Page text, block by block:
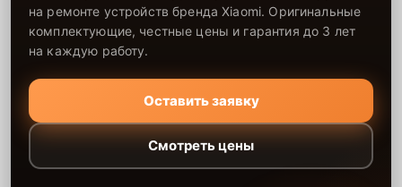
на ремонте устройств бренда Xiaomi. Оригинальные
комплектующие, честные цены и гарантия до 3 лет
на каждую работу.
Оставить заявку
Смотреть цены